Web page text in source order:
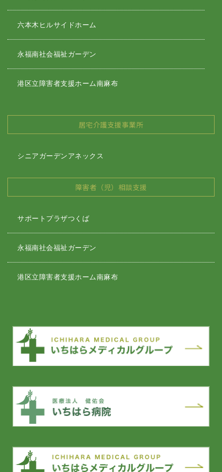
六本木ヒルサイドホーム
永福南社会福祉ガーデン
港区立障害者支援ホーム南麻布
居宅介護支援事業所
シニアガーデンアネックス
障害者（児）相談支援
サポートプラザつくば
永福南社会福祉ガーデン
港区立障害者支援ホーム南麻布